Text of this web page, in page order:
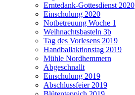
Erntedank-Gottesdienst 2020
Einschulung 2020
Notbetreuung Woche 1
Weihnachtsbasteln 3b
Tag des Vorlesens 2019
Handballaktionstag 2019
Mühle Nordhemmern
Abgeschnallt
Einschulung 2019
Abschlussfeier 2019